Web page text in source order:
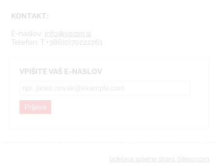
KONTAKT:
E-naslov: info@vozim.si
Telefon: T:+386(0)70222261
VPIŠITE VAŠ E-NASLOV
Prijava
Izdelava spletne strani: Sitexo.com